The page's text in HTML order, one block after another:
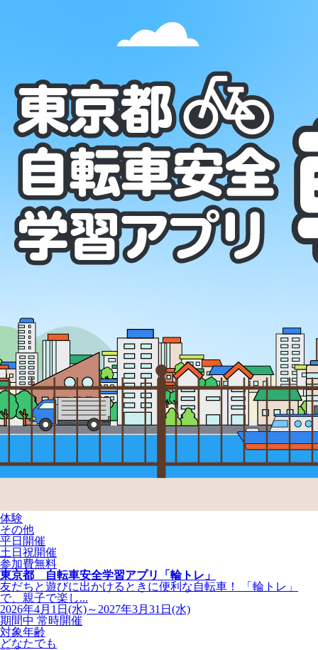
体験
その他
平日開催
土日祝開催
参加費無料
東京都 自転車安全学習アプリ「輪トレ」
友だちと遊びに出かけるときに便利な自転車！ 「輪トレ」
で、親子で楽し...
2026年4月1日(水)～2027年3月31日(水)
期間中 常時開催
対象年齢
どなたでも